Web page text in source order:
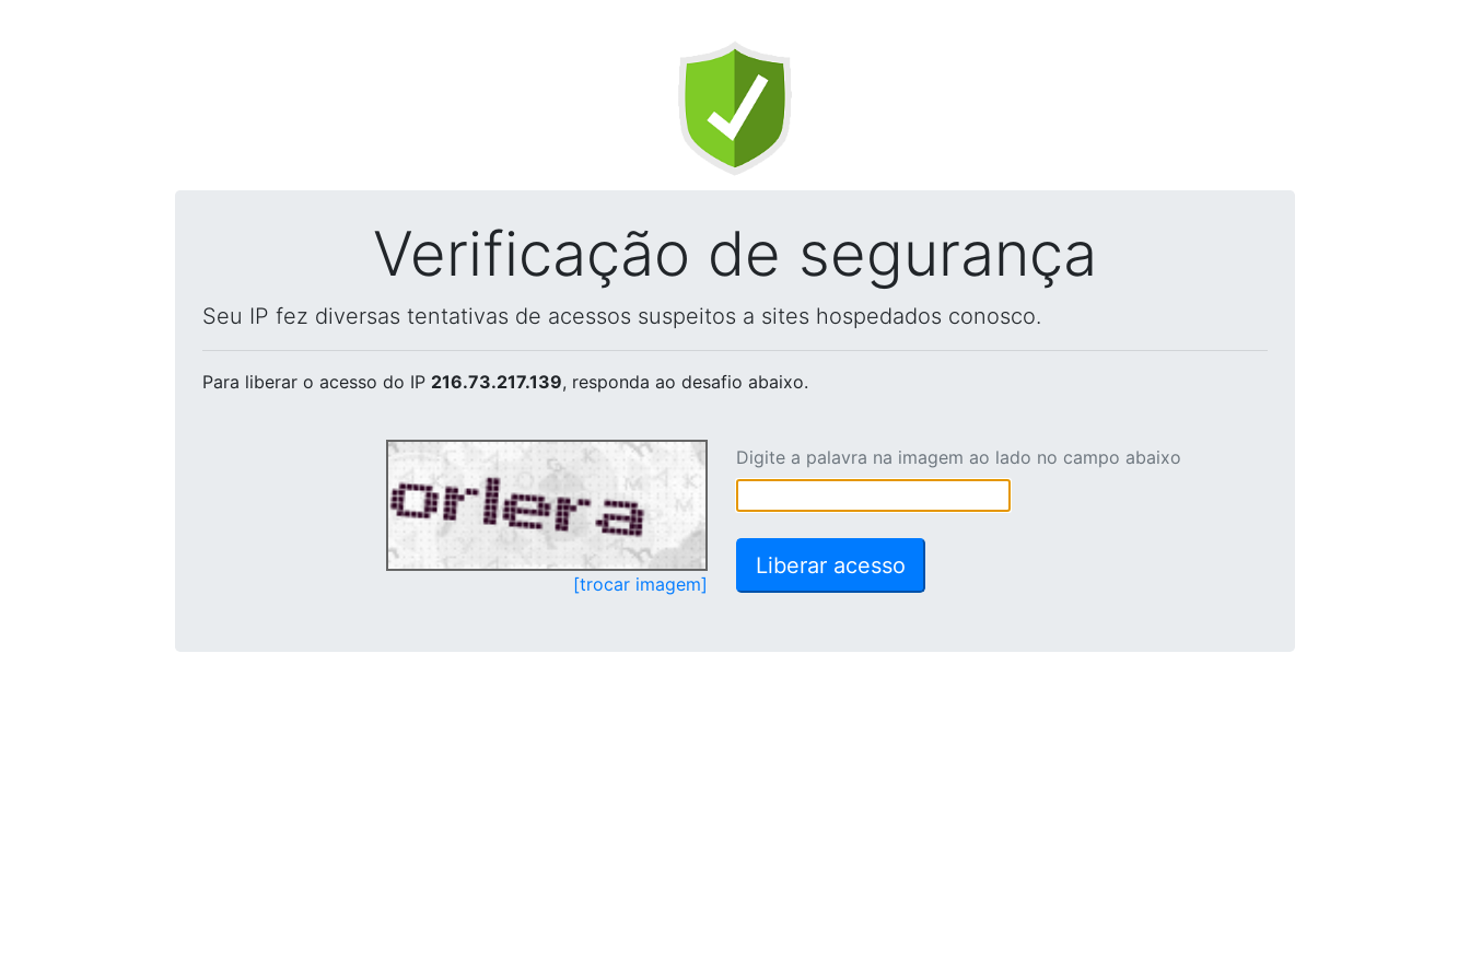
Verificação de segurança
Seu IP fez diversas tentativas de acessos suspeitos a sites hospedados conosco.
Para liberar o acesso do IP 216.73.217.139, responda ao desafio abaixo.
[trocar imagem]
Digite a palavra na imagem ao lado no campo abaixo